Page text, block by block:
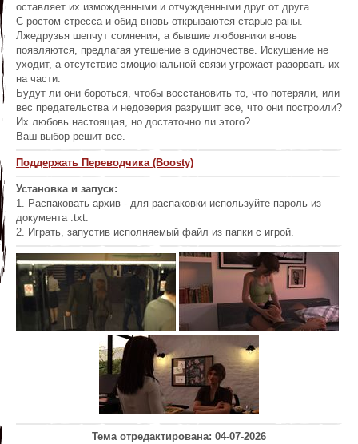
оставляет их изможденными и отчужденными друг от друга.
С ростом стресса и обид вновь открываются старые раны.
Лжедрузья шепчут сомнения, а бывшие любовники вновь
появляются, предлагая утешение в одиночестве. Искушение не
уходит, а отсутствие эмоциональной связи угрожает разорвать их
на части.
Будут ли они бороться, чтобы восстановить то, что потеряли, или
вес предательства и недоверия разрушит все, что они построили?
Их любовь настоящая, но достаточно ли этого?
Ваш выбор решит все.
Поддержать Переводчика (Boosty)
Установка и запуск:
1. Распаковать архив - для распаковки используйте пароль из
документа .txt.
2. Играть, запустив исполняемый файл из папки с игрой.
Тема отредактирована: 04-07-2026